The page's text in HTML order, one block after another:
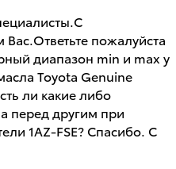
пожалуйста
диапазон min и max у
Toyota Genuine
ли какие либо
перед другим при
1AZ-FSE? Спасибо. С